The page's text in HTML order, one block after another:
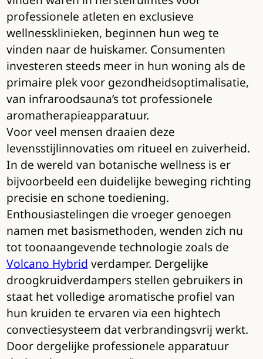
professionele atleten en exclusieve
wellnessklinieken, beginnen hun weg te
vinden naar de huiskamer. Consumenten
investeren steeds meer in hun woning als de
primaire plek voor gezondheidsoptimalisatie,
van infraroodsauna’s tot professionele
aromatherapieapparatuur.
Voor veel mensen draaien deze
levensstijlinnovaties om ritueel en zuiverheid.
In de wereld van botanische wellness is er
bijvoorbeeld een duidelijke beweging richting
precisie en schone toediening.
Enthousiastelingen die vroeger genoegen
namen met basismethoden, wenden zich nu
tot toonaangevende technologie zoals de
Volcano Hybrid verdamper. Dergelijke
droogkruidverdampers stellen gebruikers in
staat het volledige aromatische profiel van
hun kruiden te ervaren via een hightech
convectiesysteem dat verbrandingsvrij werkt.
Door dergelijke professionele apparatuur